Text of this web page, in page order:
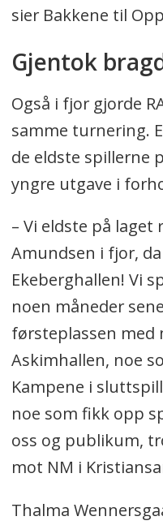
sier Bakkene til
Gjentok
Også i fjor gjorde
samme turnering.
de eldste spillerne
yngre utgave i
– Vi eldste på laget
Amundsen i fjor,
Ekeberghallen! Vi
noen måneder
førsteplassen med
Askimhallen, noe
Kampene i
noe som fikk opp
oss og publikum,
mot NM i
Thalma